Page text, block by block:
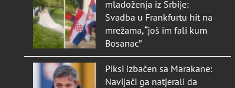
mladoženja iz Srbije:
Svadba u Frankfurtu hit na
mrežama, “još im fali kum
Bosanac”
Piksi izbačen sa Marakane:
Navijači ga natjerali da